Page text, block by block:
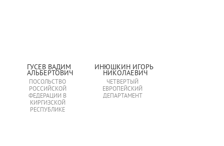
ГУСЕВ ВАДИМ
АЛЬБЕРТОВИЧ
ПОСОЛЬСТВО
РОССИЙСКОЙ
ФЕДЕРАЦИИ В
КИРГИЗСКОЙ
РЕСПУБЛИКЕ
ИНЮШКИН ИГОРЬ
НИКОЛАЕВИЧ
ЧЕТВЕРТЫЙ
ЕВРОПЕЙСКИЙ
ДЕПАРТАМЕНТ